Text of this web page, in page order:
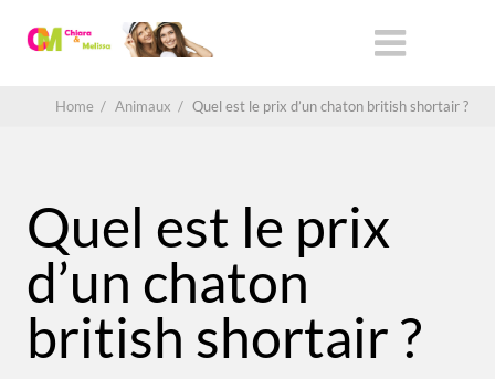
Home / Animaux / Quel est le prix d’un chaton british shortair ?
Quel est le prix
d’un chaton
british shortair ?